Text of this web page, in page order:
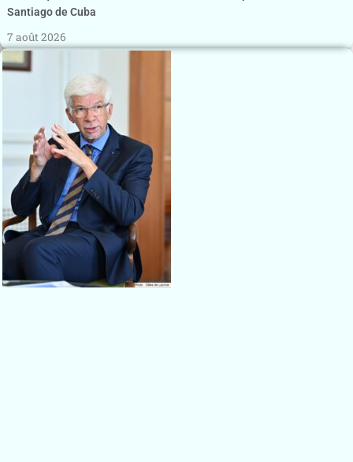
Santiago de Cuba
7 août 2026